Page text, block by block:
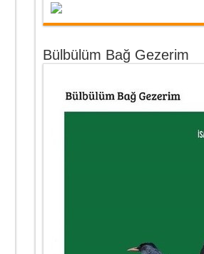
Bülbülüm Bağ Gezerim